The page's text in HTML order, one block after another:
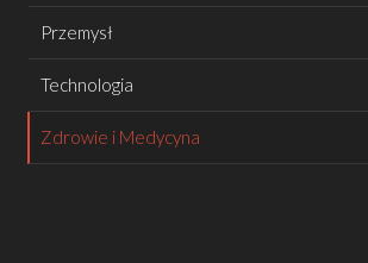
Przemysł
Technologia
Zdrowie i Medycyna